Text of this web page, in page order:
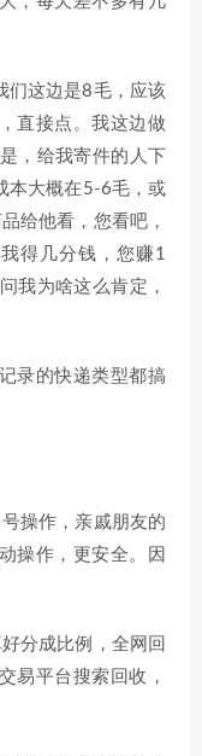
们这边是8毛，应该
直接点。我这边做
，给我寄件的人下
本大概在5-6毛，或
给他看，您看吧，
得几分钱，您赚1
我为啥这么肯定，
录的快递类型都搞
操作，亲戚朋友的
操作，更安全。因
分成比例，全网回
易平台搜索回收，